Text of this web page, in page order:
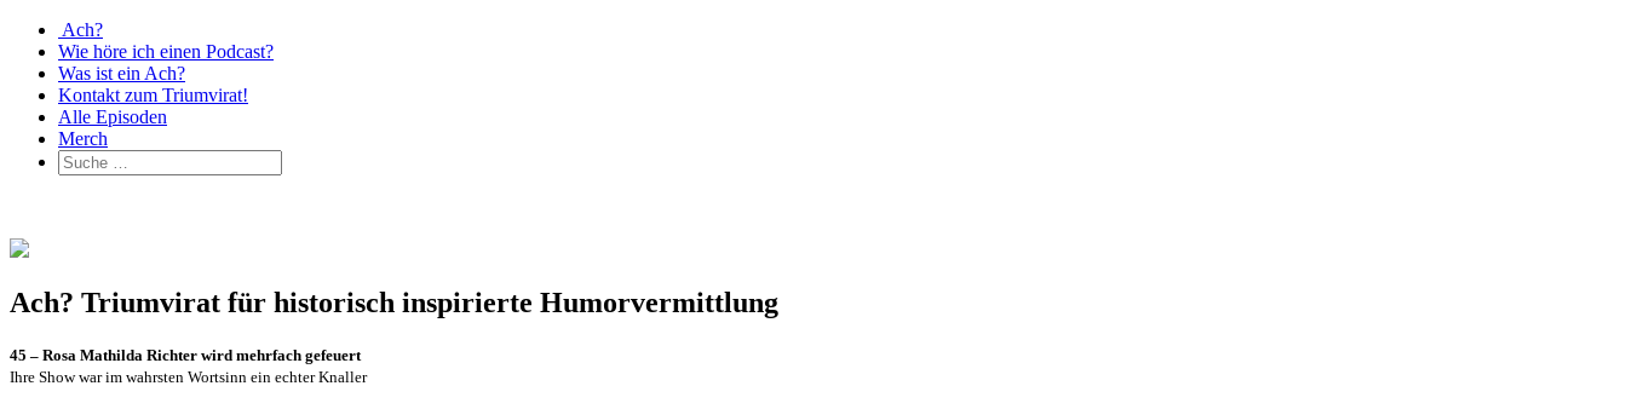
Ach?
Wie höre ich einen Podcast?
Was ist ein Ach?
Kontakt zum Triumvirat!
Alle Episoden
Merch
Ach? Triumvirat für historisch inspirierte Humorvermittlung
45 – Rosa Mathilda Richter wird mehrfach gefeuert
Ihre Show war im wahrsten Wortsinn ein echter Knaller